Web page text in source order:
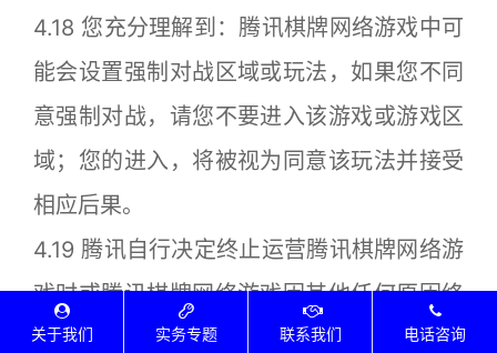
4.18 您充分理解到：腾讯棋牌网络游戏中可
能会设置强制对战区域或玩法，如果您不同
意强制对战，请您不要进入该游戏或游戏区
域；您的进入，将被视为同意该玩法并接受
相应后果。
4.19 腾讯自行决定终止运营腾讯棋牌网络游
戏时或腾讯棋牌网络游戏因其他任何原因终
止运营时，腾讯会按照文化部有关网络游戏
关于我们 实务专题 联系我们 电话咨询